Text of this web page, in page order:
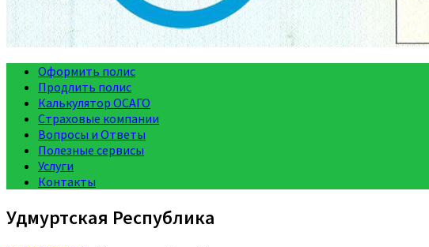
Оформить полис
Продлить полис
Калькулятор ОСАГО
Страховые компании
Вопросы и Ответы
Полезные сервисы
Услуги
Контакты
Удмуртская Республика